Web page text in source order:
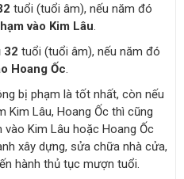
tuổi (tuổi âm), nếu năm đó
vào Kim Lâu.
32 tuổi (tuổi âm), nếu năm đó
Hoang Ốc.
bị phạm là tốt nhất, còn nếu
Kim Lâu, Hoang Ốc thì cũng
Kim Lâu hoặc Hoang Ốc
xây dựng, sửa chữa nhà cửa,
hành thủ tục mượn tuổi.